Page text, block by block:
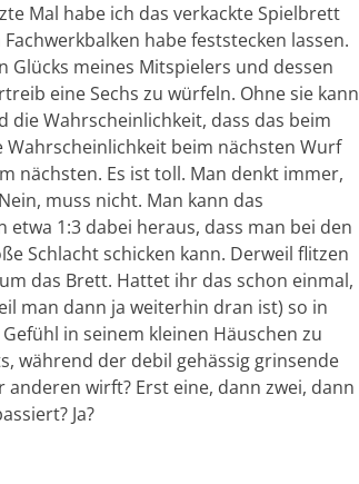
Mal habe ich das verkackte Spielbrett
habe feststecken lassen.
meines Mitspielers und dessen
eine Sechs zu würfeln. Ohne sie kann
die Wahrscheinlichkeit, dass das beim
beim nächsten Wurf
nächsten. Es ist toll. Man denkt immer,
muss nicht. Man kann das
1:3 dabei heraus, dass man bei den
Schlacht schicken kann. Derweil flitzen
das Brett. Hattet ihr das schon einmal,
man dann ja weiterhin dran ist) so in
in seinem kleinen Häuschen zu
während der debil gehässig grinsende
wirft? Erst eine, dann zwei, dann
Ja?